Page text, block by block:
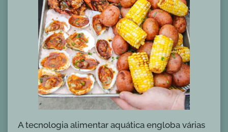
A tecnologia alimentar aquática engloba várias